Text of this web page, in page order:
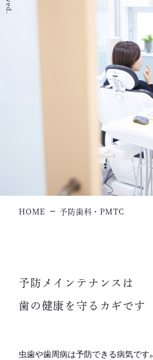
HOME 予防歯科・PMTC
予防メインテナンスは
歯の健康を守るカギです
虫歯や歯周病は予防できる病気です。